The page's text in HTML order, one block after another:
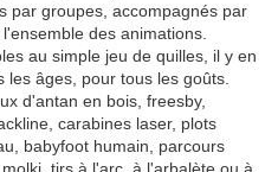
par groupes, accompagnés par
des animations.
au simple jeu de quilles, il y en
âges, pour tous les goûts.
d'antan en bois, freesby,
carabines laser, plots
babyfoot humain, parcours